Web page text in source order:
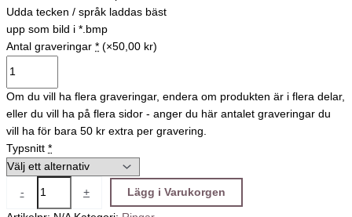
Udda tecken / språk laddas bäst
upp som bild i *.bmp
Antal graveringar * (×50,00 kr)
Om du vill ha flera graveringar, endera om produkten är i flera delar,
eller du vill ha på flera sidor - anger du här antalet graveringar du
vill ha för bara 50 kr extra per gravering.
Typsnitt *
- + Lägg i Varukorgen